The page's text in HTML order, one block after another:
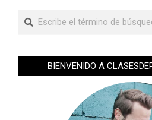
BIENVENIDO A